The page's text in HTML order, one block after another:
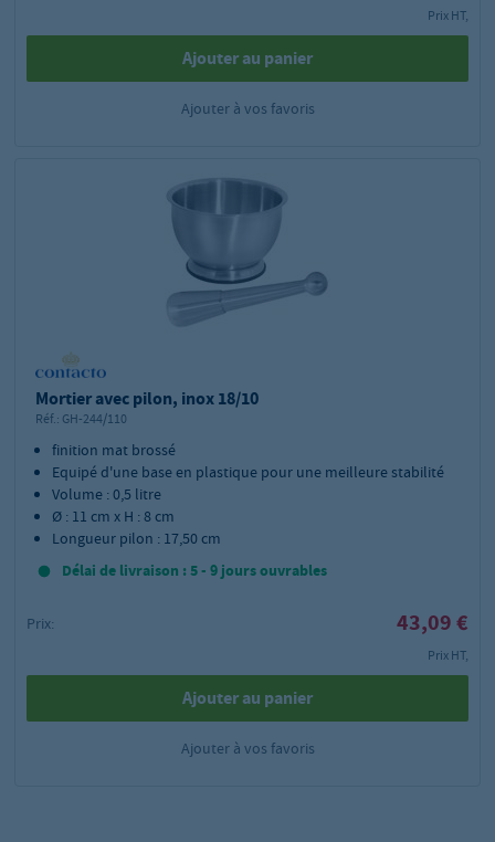
Prix HT,
Ajouter au panier
Ajouter à vos favoris
Mortier avec pilon, inox 18/10
Réf.: GH-244/110
finition mat brossé
Equipé d'une base en plastique pour une meilleure stabilité
Volume : 0,5 litre
Ø : 11 cm x H : 8 cm
Longueur pilon : 17,50 cm
Délai de livraison : 5 - 9 jours ouvrables
Prix: 43,09 €
Prix HT,
Ajouter au panier
Ajouter à vos favoris